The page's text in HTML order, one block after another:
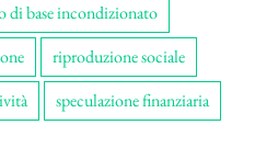
di base incondizionato
riproduzione sociale
speculazione finanziaria